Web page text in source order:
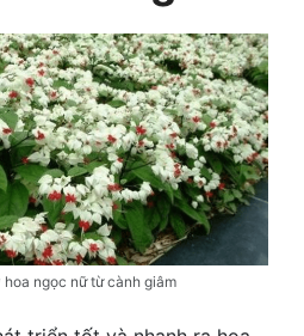
ngọc nữ từ cành giâm